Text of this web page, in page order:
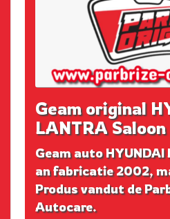
Geam original
LANTRA Saloon
Geam auto HYUNDAI
an fabricatie 2002,
Produs vandut de
Autocare.